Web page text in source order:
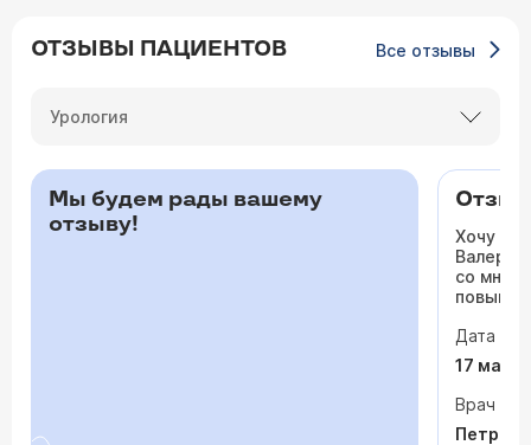
ОТЗЫВЫ ПАЦИЕНТОВ Все отзывы
Урология
Мы будем рады вашему
отзыву!
Хочу
со мной
сердца.
раз
врачи
На
Дата
17 мая
Врач